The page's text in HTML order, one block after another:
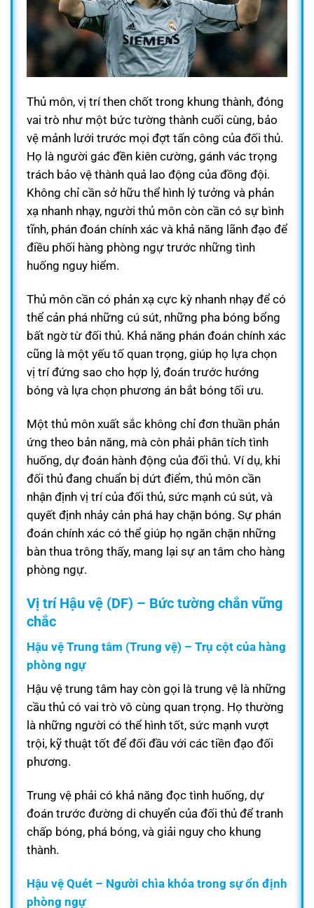
Thủ môn, vị trí then chốt trong khung thành, đóng
vai trò như một bức tường thành cuối cùng, bảo
vệ mảnh lưới trước mọi đợt tấn công của đối thủ.
Họ là người gác đền kiên cường, gánh vác trọng
trách bảo vệ thành quả lao động của đồng đội.
Không chỉ cần sở hữu thể hình lý tưởng và phản
xạ nhanh nhạy, người thủ môn còn cần có sự bình
tĩnh, phán đoán chính xác và khả năng lãnh đạo để
điều phối hàng phòng ngự trước những tình
huống nguy hiểm.
Thủ môn cần có phản xạ cực kỳ nhanh nhạy để có
thể cản phá những cú sút, những pha bóng bổng
bất ngờ từ đối thủ. Khả năng phán đoán chính xác
cũng là một yếu tố quan trọng, giúp họ lựa chọn
vị trí đứng sao cho hợp lý, đoán trước hướng
bóng và lựa chọn phương án bắt bóng tối ưu.
Một thủ môn xuất sắc không chỉ đơn thuần phản
ứng theo bản năng, mà còn phải phân tích tình
huống, dự đoán hành động của đối thủ. Ví dụ, khi
đối thủ đang chuẩn bị dứt điểm, thủ môn cần
nhận định vị trí của đối thủ, sức mạnh cú sút, và
quyết định nhảy cản phá hay chặn bóng. Sự phán
đoán chính xác có thể giúp họ ngăn chặn những
bàn thua trông thấy, mang lại sự an tâm cho hàng
phòng ngự.
Vị trí Hậu vệ (DF) – Bức tường chắn vững
chắc
Hậu vệ Trung tâm (Trung vệ) – Trụ cột của hàng
phòng ngự
Hậu vệ trung tâm hay còn gọi là trung vệ là những
cầu thủ có vai trò vô cùng quan trọng. Họ thường
là những người có thể hình tốt, sức mạnh vượt
trội, kỹ thuật tốt để đối đầu với các tiền đạo đối
phương.
Trung vệ phải có khả năng đọc tình huống, dự
đoán trước đường di chuyển của đối thủ để tranh
chấp bóng, phá bóng, và giải nguy cho khung
thành.
Hậu vệ Quét – Người chìa khóa trong sự ổn định
phòng ngự